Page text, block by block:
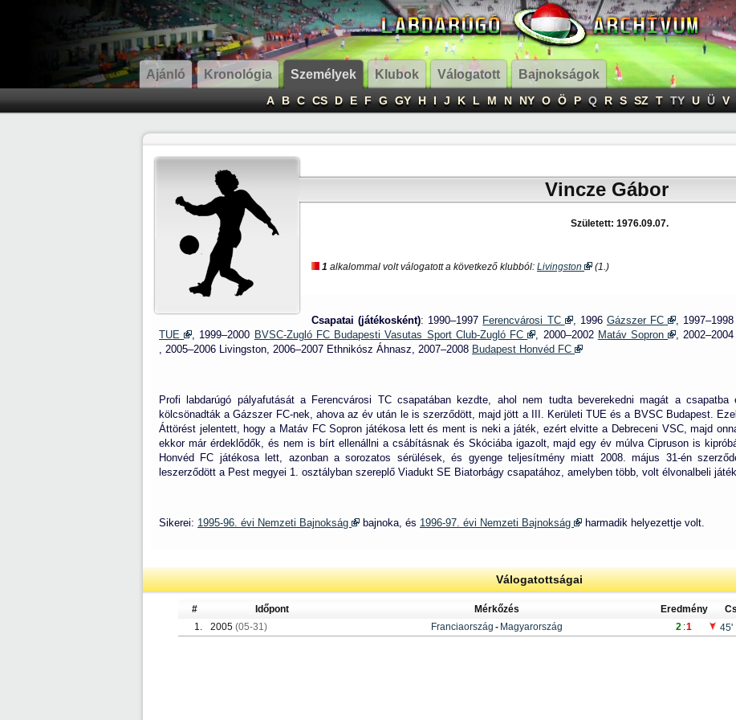
Ajánló Kronológia Személyek Klubok Válogatott Bajnokságok
A B C CS D E F G GY H I J K L M N NY O Ö P Q R S SZ T TY U Ü V
Vincze Gábor
Született: 1976.09.07.
1 alkalommal volt válogatott a következő klubból: Livingston (1.)
Csapatai (játékosként): 1990–1997 Ferencvárosi TC , 1996 Gázszer FC ,
TUE
, 1999–2000 BVSC-Zugló FC Budapesti Vasutas Sport Club-Zugló FC , 2000–2002 Matáv Sopron , 2002–2004
, 2005–2006 Livingston, 2006–2007 Ethnikósz Áhnasz, 2007–2008 Budapest Honvéd FC
Profi labdarúgó pályafutását a Ferencvárosi TC csapatában kezdte, ahol nem tudta beverekedni magát a
kölcsönadták a Gázszer FC-nek, ahova az év után le is szerződött, majd jött a III. Kerületi TUE és a BVSC Budapest.
Áttörést jelentett, hogy a Matáv FC Sopron játékosa lett és ment is neki a játék, ezért elvitte a Debreceni VSC, majd
ekkor már érdeklődők, és nem is bírt ellenállni a csábításnak és Skóciába igazolt, majd egy év múlva Cipruson is
Honvéd FC játékosa lett, azonban a sorozatos sérülések, és gyenge teljesítmény miatt 2008. május 31-én
leszerződött a Pest megyei 1. osztályban szereplő Viadukt SE Biatorbágy csapatához, amelyben több, volt élvonalbeli
Sikerei: 1995-96. évi Nemzeti Bajnokság bajnoka, és 1996-97. évi Nemzeti Bajnokság harmadik helyezettje volt.
Válogatottságai
# Időpont Mérkőzés Eredmény
1.
2005 (05-31) Franciaország - Magyarország 2 :1 45'